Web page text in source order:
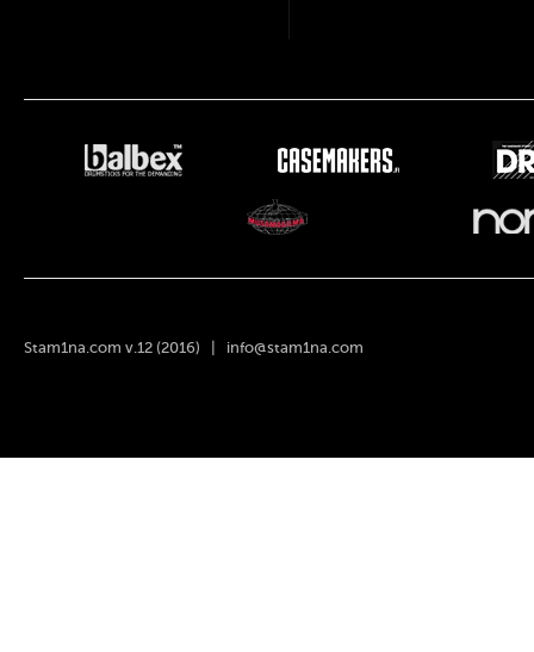
Stam1na.com v.12 (2016) | info@stam1na.com